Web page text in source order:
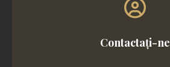
Contactați-ne